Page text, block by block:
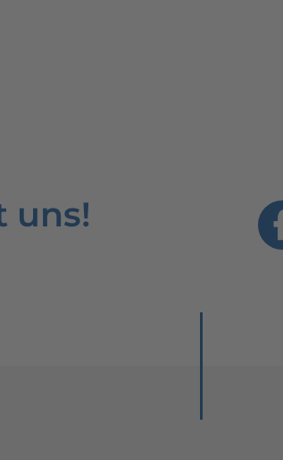
uns!